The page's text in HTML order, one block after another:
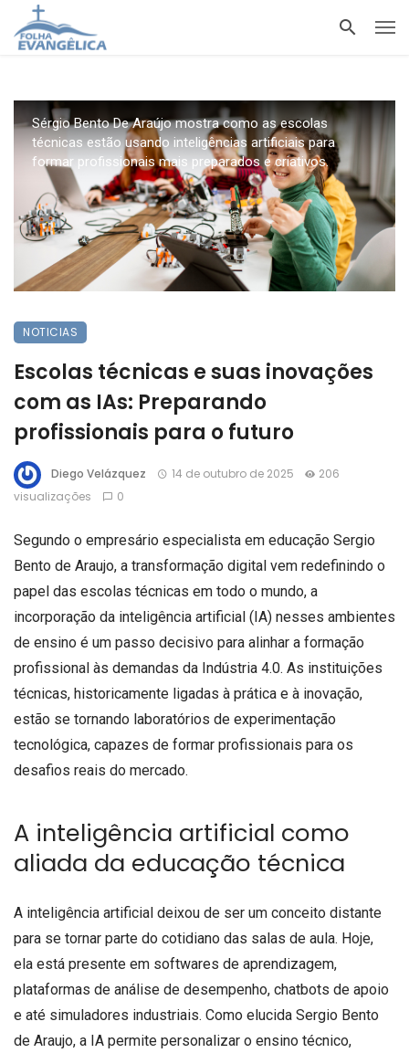
Sérgio Bento De Araújo mostra como as escolas
técnicas estão usando inteligências artificiais para
formar profissionais mais preparados e criativos.
NOTICIAS
Escolas técnicas e suas inovações
com as IAs: Preparando
profissionais para o futuro
Diego Velázquez 14 de outubro de 2025
206
visualizações
0
Segundo o empresário especialista em educação Sergio
Bento de Araujo, a transformação digital vem redefinindo o
papel das escolas técnicas em todo o mundo, a
incorporação da inteligência artificial (IA) nesses ambientes
de ensino é um passo decisivo para alinhar a formação
profissional às demandas da Indústria 4.0. As instituições
técnicas, historicamente ligadas à prática e à inovação,
estão se tornando laboratórios de experimentação
tecnológica, capazes de formar profissionais para os
desafios reais do mercado.
A inteligência artificial como
aliada da educação técnica
A inteligência artificial deixou de ser um conceito distante
para se tornar parte do cotidiano das salas de aula. Hoje,
ela está presente em softwares de aprendizagem,
plataformas de análise de desempenho, chatbots de apoio
e até simuladores industriais. Como elucida Sergio Bento
de Araujo, a IA permite personalizar o ensino técnico,